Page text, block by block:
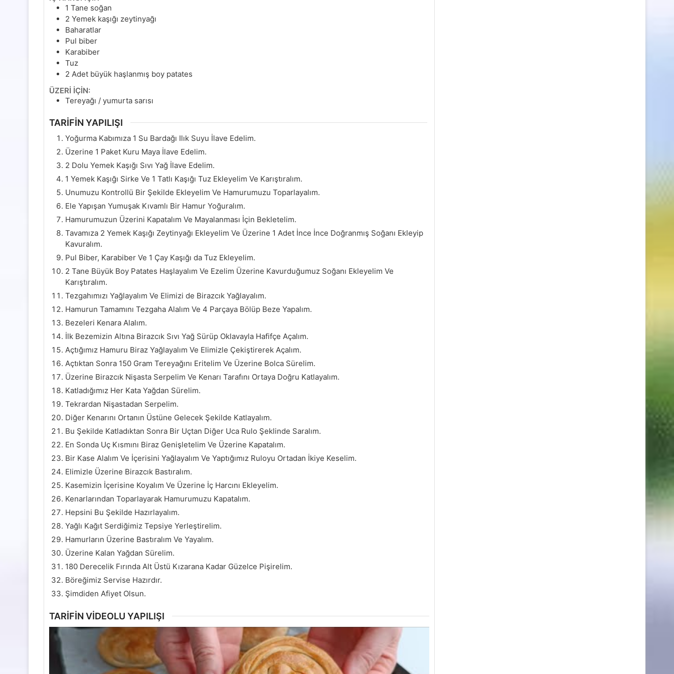
1 Tane soğan
2 Yemek kaşığı zeytinyağı
Baharatlar
Pul biber
Karabiber
Tuz
2 Adet büyük haşlanmış boy patates
ÜZERİ İÇİN:
Tereyağı / yumurta sarısı
TARİFİN YAPILIŞI
Yoğurma Kabımıza 1 Su Bardağı Ilık Suyu İlave Edelim.
Üzerine 1 Paket Kuru Maya İlave Edelim.
2 Dolu Yemek Kaşığı Sıvı Yağ İlave Edelim.
1 Yemek Kaşığı Sirke Ve 1 Tatlı Kaşığı Tuz Ekleyelim Ve Karıştıralım.
Unumuzu Kontrollü Bir Şekilde Ekleyelim Ve Hamurumuzu Toparlayalım.
Ele Yapışan Yumuşak Kıvamlı Bir Hamur Yoğuralım.
Hamurumuzun Üzerini Kapatalım Ve Mayalanması İçin Bekletelim.
Tavamıza 2 Yemek Kaşığı Zeytinyağı Ekleyelim Ve Üzerine 1 Adet İnce İnce Doğranmış Soğanı Ekleyip
Kavuralım.
Pul Biber, Karabiber Ve 1 Çay Kaşığı da Tuz Ekleyelim.
2 Tane Büyük Boy Patates Haşlayalım Ve Ezelim Üzerine Kavurduğumuz Soğanı Ekleyelim Ve
Karıştıralım.
Tezgahımızı Yağlayalım Ve Elimizi de Birazcık Yağlayalım.
Hamurun Tamamını Tezgaha Alalım Ve 4 Parçaya Bölüp Beze Yapalım.
Bezeleri Kenara Alalım.
İlk Bezemizin Altına Birazcık Sıvı Yağ Sürüp Oklavayla Hafifçe Açalım.
Açtığımız Hamuru Biraz Yağlayalım Ve Elimizle Çekiştirerek Açalım.
Açtıktan Sonra 150 Gram Tereyağını Eritelim Ve Üzerine Bolca Sürelim.
Üzerine Birazcık Nişasta Serpelim Ve Kenarı Tarafını Ortaya Doğru Katlayalım.
Katladığımız Her Kata Yağdan Sürelim.
Tekrardan Nişastadan Serpelim.
Diğer Kenarını Ortanın Üstüne Gelecek Şekilde Katlayalım.
Bu Şekilde Katladıktan Sonra Bir Uçtan Diğer Uca Rulo Şeklinde Saralım.
En Sonda Uç Kısmını Biraz Genişletelim Ve Üzerine Kapatalım.
Bir Kase Alalım Ve İçerisini Yağlayalım Ve Yaptığımız Ruloyu Ortadan İkiye Keselim.
Elimizle Üzerine Birazcık Bastıralım.
Kasemizin İçerisine Koyalım Ve Üzerine İç Harcını Ekleyelim.
Kenarlarından Toparlayarak Hamurumuzu Kapatalım.
Hepsini Bu Şekilde Hazırlayalım.
Yağlı Kağıt Serdiğimiz Tepsiye Yerleştirelim.
Hamurların Üzerine Bastıralım Ve Yayalım.
Üzerine Kalan Yağdan Sürelim.
180 Derecelik Fırında Alt Üstü Kızarana Kadar Güzelce Pişirelim.
Böreğimiz Servise Hazırdır.
Şimdiden Afiyet Olsun.
TARİFİN VİDEOLU YAPILIŞI